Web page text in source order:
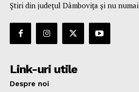
Ştiri din judeţul Dâmboviţa şi nu numai
Link-uri utile
Despre noi